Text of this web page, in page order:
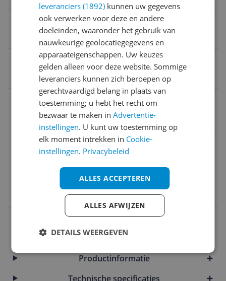
Product hoogte
19 centimeter
Verwisselbare platen
Verpakking breedte
34 centimeter
Verpakking hoogte
19 centimeter
8003705120662
Bijgeleverde accessoires en toebehoren
Instellingen en functies
Productinformatie
Technische specificaties
leveranciers (1892) kunnen uw gegevens
ook verwerken voor deze en andere
doeleinden, waaronder het gebruik van
nauwkeurige geolocatiegegevens en
apparaateigenschappen. Uw keuzes
gelden alleen voor deze website. Sommige
leveranciers kunnen zich beroepen op
gerechtvaardigd belang in plaats van
toestemming; u hebt het recht om
bezwaar te maken inAdvertentie-
instellingen. U kunt uw toestemming op
elk moment intrekken in Cookie-
instellingen. Privacybeleid
ALLES ACCEPTEREN
ALLES AFWIJZEN
DETAILS WEERGEVEN